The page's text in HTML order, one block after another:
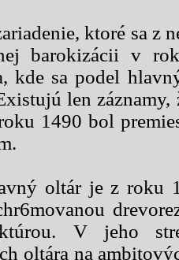
ktoré sa z
barokizácii v
kde sa podel
len
1490 bol
oltár je z roku
V jeho
oltára na